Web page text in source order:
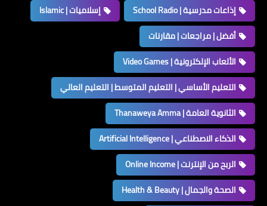
إذاعات مدرسية | School Radio
إسلاميات | Islamic
أفضل | مراجعات | مقارنات
الألعاب الإلكترونية | Video Games
التعليم الأساسي | التعليم المتوسط | التعليم العالي
الثانوية العامة | Thanaweya Amma
الذكاء الاصطناعي | Artificial Intelligence
الربح من الإنترنت | Online Income
الصحة والجمال | Health & Beauty